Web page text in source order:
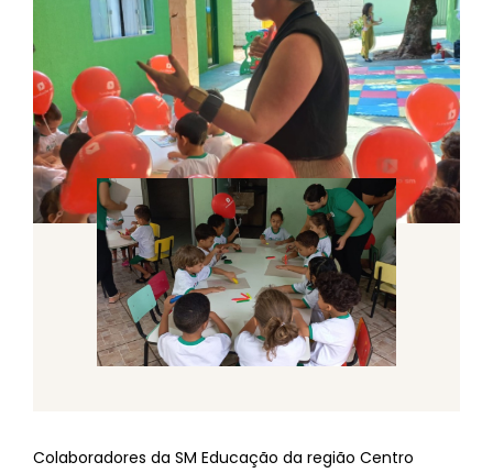
Colaboradores da SM Educação da região Centro